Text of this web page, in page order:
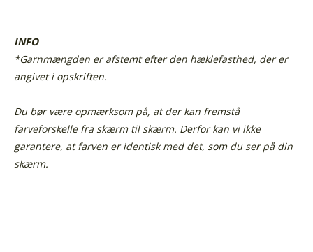
INFO
*Garnmængden er afstemt efter den hæklefasthed, der er
angivet i opskriften.
Du bør være opmærksom på, at der kan fremstå
farveforskelle fra skærm til skærm. Derfor kan vi ikke
garantere, at farven er identisk med det, som du ser på din
skærm.